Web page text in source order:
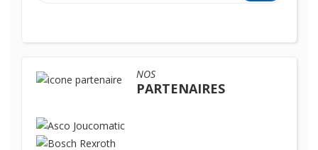
NOS
PARTENAIRES